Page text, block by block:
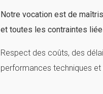
Notre vocation est de
et toutes les contraintes
Respect des coûts, des
performances techniques